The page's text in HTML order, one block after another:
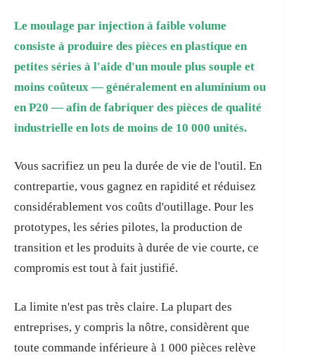
Le moulage par injection à faible volume
consiste à produire des pièces en plastique en
petites séries à l'aide d'un moule plus souple et
moins coûteux — généralement en aluminium ou
en P20 — afin de fabriquer des pièces de qualité
industrielle en lots de moins de 10 000 unités.
Vous sacrifiez un peu la durée de vie de l'outil. En
contrepartie, vous gagnez en rapidité et réduisez
considérablement vos coûts d'outillage. Pour les
prototypes, les séries pilotes, la production de
transition et les produits à durée de vie courte, ce
compromis est tout à fait justifié.
La limite n'est pas très claire. La plupart des
entreprises, y compris la nôtre, considèrent que
toute commande inférieure à 1 000 pièces relève